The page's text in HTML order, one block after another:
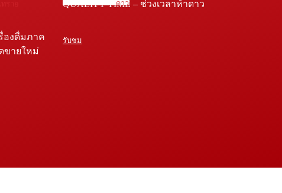
องดื่มภาค
ขายใหม่
หม่
QUALITY TIME – ช่วงเวลาห้าดาว
รับชม